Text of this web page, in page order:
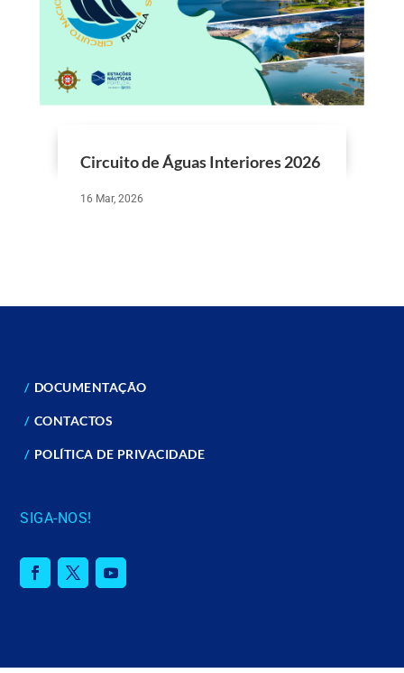
Circuito de Águas Interiores 2026
16 Mar, 2026
DOCUMENTAÇÃO
CONTACTOS
POLÍTICA DE PRIVACIDADE
SIGA-NOS!